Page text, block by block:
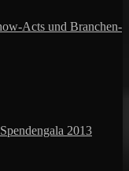
Acts und Branchen-
2013